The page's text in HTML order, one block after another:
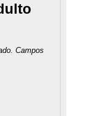
Campos